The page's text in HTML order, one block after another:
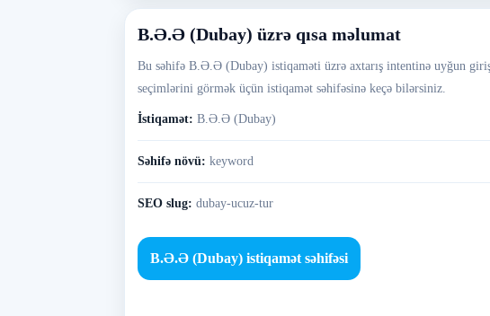
B.Ə.Ə (Dubay) üzrə qısa məlumat
Bu səhifə B.Ə.Ə (Dubay) istiqaməti üzrə axtarış intentinə uyğun
seçimlərini görmək üçün istiqamət səhifəsinə keçə bilərsiniz.
İstiqamət: B.Ə.Ə (Dubay)
Səhifə növü: keyword
SEO slug: dubay-ucuz-tur
B.Ə.Ə (Dubay) istiqamət səhifəsi